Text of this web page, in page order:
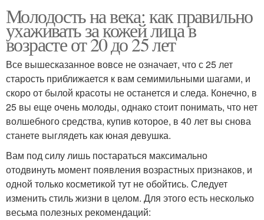
Молодость на века: как правильно
ухаживать за кожей лица в
возрасте от 20 до 25 лет
Все вышесказанное вовсе не означает, что с 25 лет
старость приближается к вам семимильными шагами, и
скоро от былой красоты не останется и следа. Конечно, в
25 вы еще очень молоды, однако стоит понимать, что нет
волшебного средства, купив которое, в 40 лет вы снова
станете выглядеть как юная девушка.
Вам под силу лишь постараться максимально
отодвинуть момент появления возрастных признаков, и
одной только косметикой тут не обойтись. Следует
изменить стиль жизни в целом. Для этого есть несколько
весьма полезных рекомендаций: